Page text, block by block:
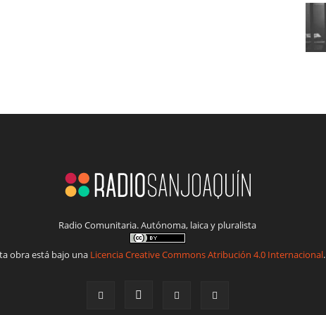
Radio Comunitaria. Autónoma, laica y pluralista
obra está bajo una Licencia Creative Commons Atribución 4.0 Internacional.